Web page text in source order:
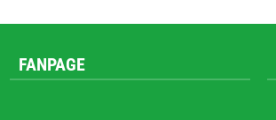
FANPAGE